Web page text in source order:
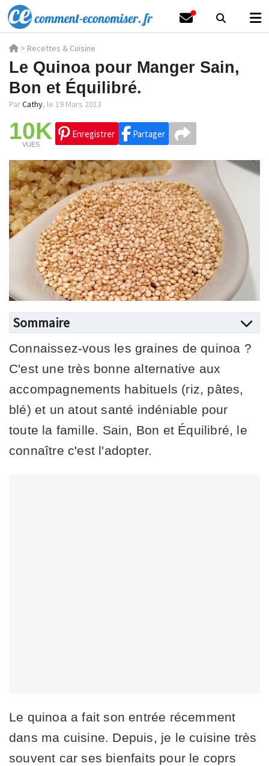
> Recettes & Cuisine
Le Quinoa pour Manger Sain,
Bon et Équilibré.
ParCathy, le 19 Mars 2013
10K
VUES
Enregistrer Partager
Sommaire
Connaissez-vous les graines de quinoa ?
C'est une très bonne alternative aux
accompagnements habituels (riz, pâtes,
blé) et un atout santé indéniable pour
toute la famille. Sain, Bon et Équilibré, le
connaître c'est l'adopter.
Le quinoa a fait son entrée récemment
dans ma cuisine. Depuis, je le cuisine très
souvent car ses bienfaits pour le coprs